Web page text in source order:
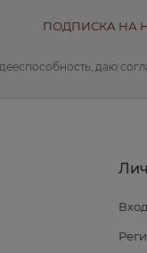
ПОДПИСКА НА
даю
Вход